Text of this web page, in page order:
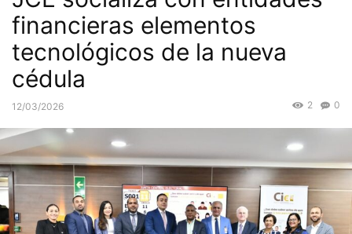
financieras elementos
tecnológicos de la nueva
cédula
12/03/2026 0
2